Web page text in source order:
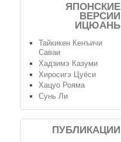
ЯПОНСКИЕ
ВЕРСИИ
ИЦЮАНЬ
Тайкикен Кенъичи
Саваи
Хадзимэ Казуми
Хиросигэ Цуёси
Хацуо Рояма
Сунь Ли
ПУБЛИКАЦИИ